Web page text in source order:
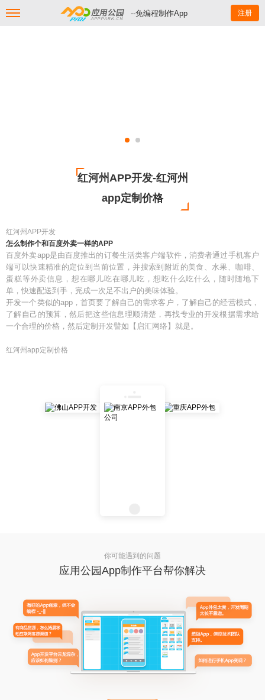
--免编程制作App 注册
红河州APP开发-红河州
app定制价格
红河州APP开发
怎么制作个和百度外卖一样的APP
百度外卖app是由百度推出的订餐生活类客户端软件，消费者通过手机客户
端可以快速精准的定位到当前位置，并搜索到附近的美食、水果、咖啡、
蛋糕等外卖信息，想在哪儿吃在哪儿吃，想吃什么吃什么，随时随地下
单，快速配送到手，完成一次足不出户的美味体验。
开发一个类似的app，首页要了解自己的需求客户，了解自己的经营模式，
了解自己的预算，然后把这些信息理顺清楚，再找专业的开发根据需求给
一个合理的价格，然后定制开发譬如【启汇网络】就是。
红河州app定制价格
你可能遇到的问题
应用公园App制作平台帮你解决